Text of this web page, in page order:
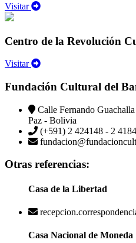
Visitar
Centro de la Revolución
Visitar
Fundación Cultural del
Calle Fernando
Paz - Bolivia
(+591) 2 424148 - 2
Otras referencias:
Casa de la Libertad
Casa Nacional de Moneda